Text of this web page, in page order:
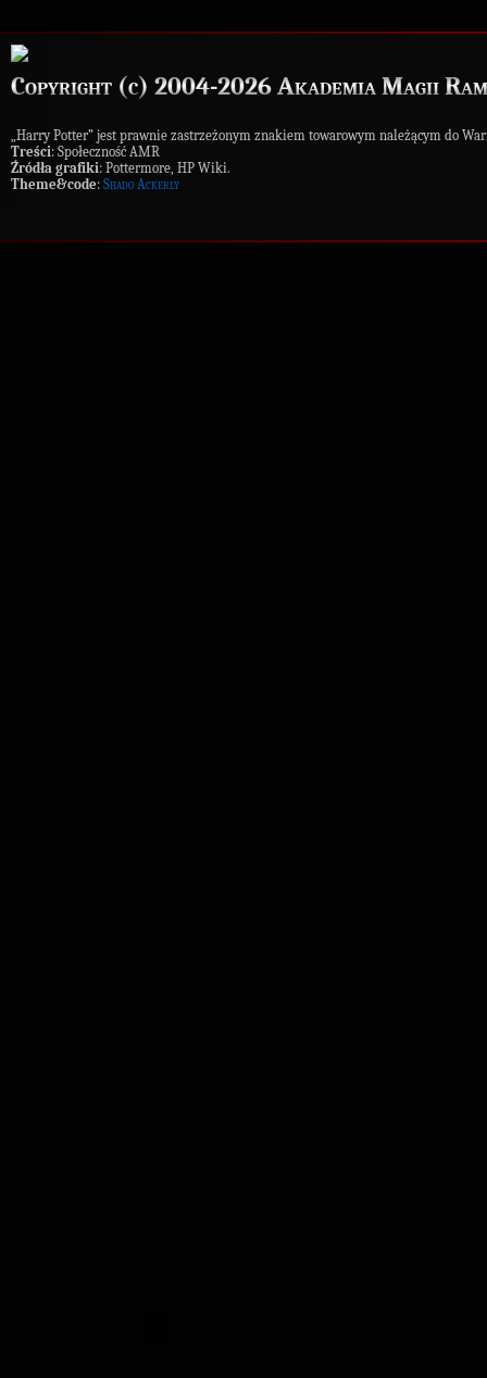
Copyright (c) 2004-2026 Akademia Magii
„Harry Potter” jest prawnie zastrzeżonym znakiem towarowym należącym do
Treści: Społeczność AMR
Źródła grafiki: Pottermore, HP Wiki.
Theme&code: Shado Ackerly